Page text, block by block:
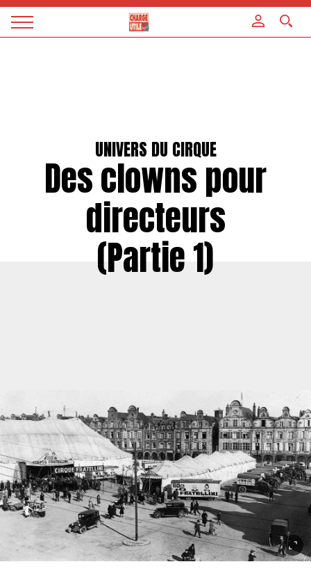
Magazine
UNIVERS DU CIRQUE
Des clowns pour
directeurs
(Partie 1)
Panneau de gestion des cookies